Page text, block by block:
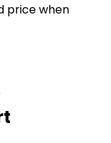
price when